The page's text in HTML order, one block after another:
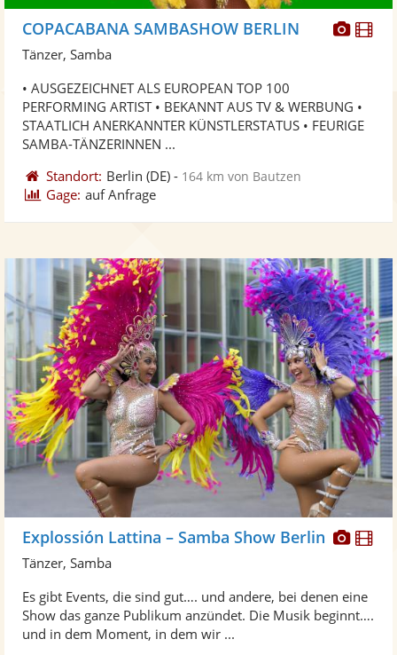
COPACABANA SAMBASHOW BERLIN
Tänzer, Samba
• AUSGEZEICHNET ALS EUROPEAN TOP 100
PERFORMING ARTIST • BEKANNT AUS TV & WERBUNG •
STAATLICH ANERKANNTER KÜNSTLERSTATUS • FEURIGE
SAMBA-TÄNZERINNEN ...
Standort: Berlin (DE) - 164 km von Bautzen
Gage: auf Anfrage
Fotos
Explossión Lattina – Samba Show Berlin
Tänzer, Samba
Es gibt Events, die sind gut…. und andere, bei denen eine
Show das ganze Publikum anzündet. Die Musik beginnt….
und in dem Moment, in dem wir ...